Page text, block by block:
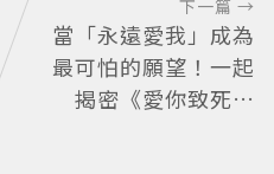
下一篇 →
當「永遠愛我」成為
最可怕的願望！一起
揭密《愛你致死不